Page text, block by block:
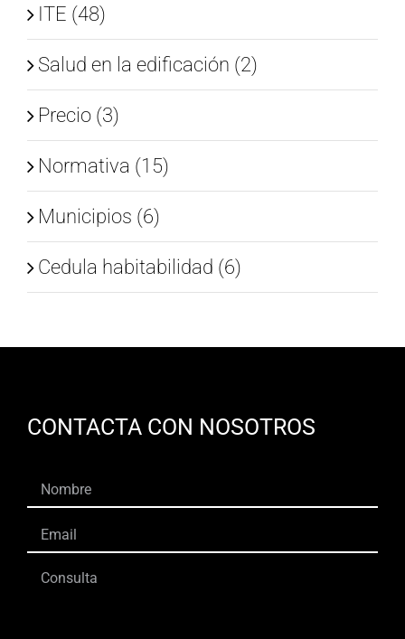
ITE (48)
Salud en la edificación (2)
Precio (3)
Normativa (15)
Municipios (6)
Cedula habitabilidad (6)
CONTACTA CON NOSOTROS